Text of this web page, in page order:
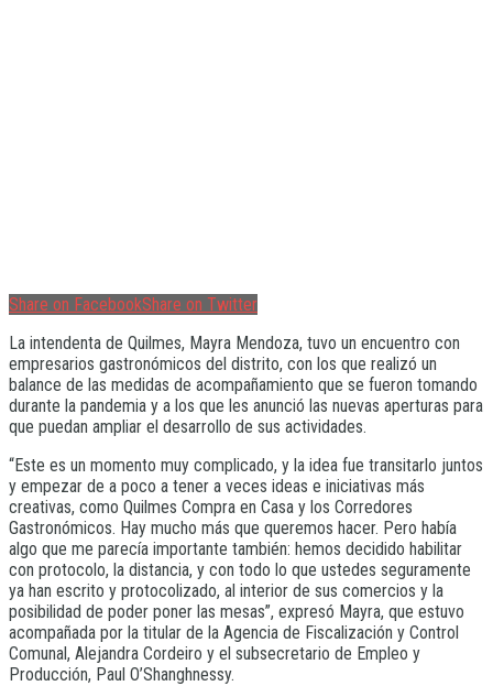
Share on FacebookShare on Twitter
La intendenta de Quilmes, Mayra Mendoza, tuvo un encuentro con
empresarios gastronómicos del distrito, con los que realizó un
balance de las medidas de acompañamiento que se fueron tomando
durante la pandemia y a los que les anunció las nuevas aperturas para
que puedan ampliar el desarrollo de sus actividades.
“Este es un momento muy complicado, y la idea fue transitarlo juntos
y empezar de a poco a tener a veces ideas e iniciativas más
creativas, como Quilmes Compra en Casa y los Corredores
Gastronómicos. Hay mucho más que queremos hacer. Pero había
algo que me parecía importante también: hemos decidido habilitar
con protocolo, la distancia, y con todo lo que ustedes seguramente
ya han escrito y protocolizado, al interior de sus comercios y la
posibilidad de poder poner las mesas”, expresó Mayra, que estuvo
acompañada por la titular de la Agencia de Fiscalización y Control
Comunal, Alejandra Cordeiro y el subsecretario de Empleo y
Producción, Paul O’Shanghnessy.